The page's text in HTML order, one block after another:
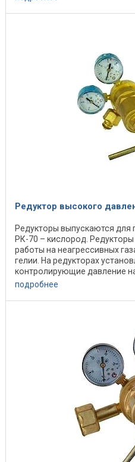
Редуктор высокого
Редукторы выпускаются для
РК-70 – кислород.
работы на неагрессивных
гелии. На редукторах
контролирующие давление на
подробнее